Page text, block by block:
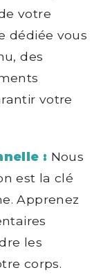
votre
dédiée vous
des
votre
: Nous
est la clé
Apprenez
les
corps.